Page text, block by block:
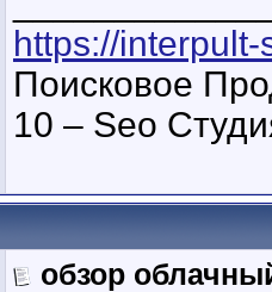
https://
Поисковое
10 – Seo
обзор